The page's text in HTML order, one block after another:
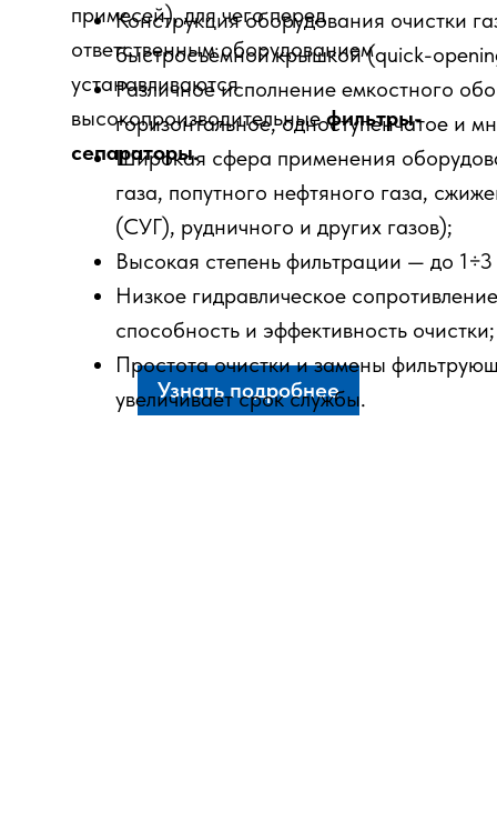
примесей), для чего перед
ответственным оборудованием
устанавливаются
высокопроизводительныефильтры-
сепараторы.
Узнать подробнее
Конструкция оборудования очистки
быстросъёмной крышкой (quick-
Различное исполнение емкостного
горизонтальное, одноступенчатое и
Широкая сфера применения
газа, попутного нефтяного газа,
(СУГ), рудничного и других газов);
Высокая степень фильтрации — до
Низкое гидравлическое
способность и эффективность очистки;
Простота очистки и замены
увеличивает срок службы.